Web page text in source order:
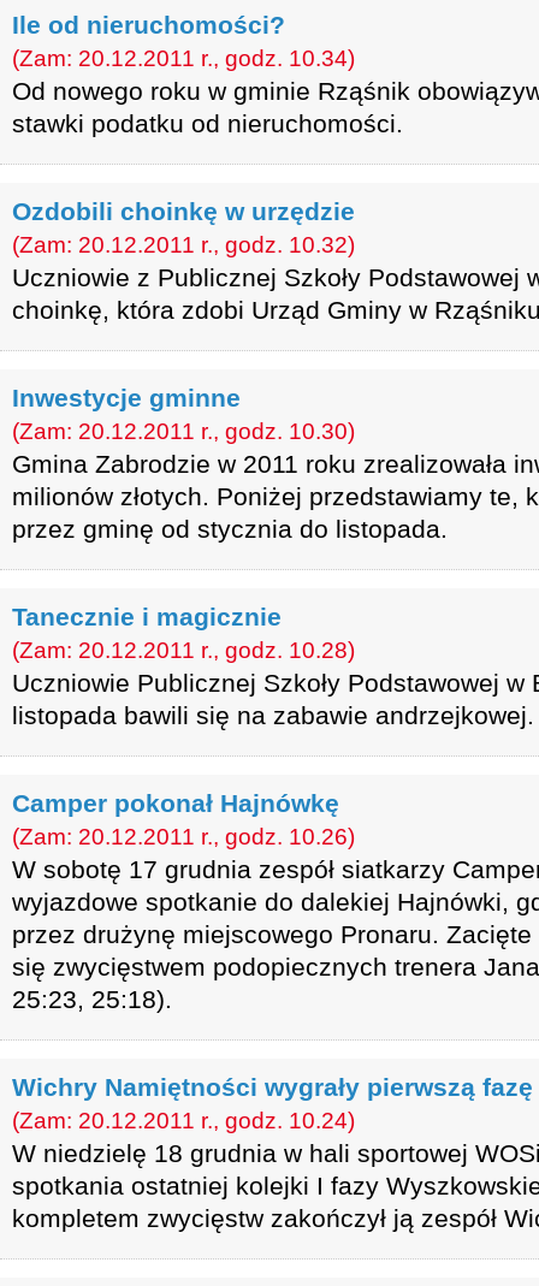
Ile od nieruchomości?
(Zam: 20.12.2011 r., godz. 10.34)
Od nowego roku w gminie Rząśnik
stawki podatku od nieruchomości.
Ozdobili choinkę w urzędzie
(Zam: 20.12.2011 r., godz. 10.32)
Uczniowie z Publicznej Szkoły Podstawowej
choinkę, która zdobi Urząd Gminy w
Inwestycje gminne
(Zam: 20.12.2011 r., godz. 10.30)
Gmina Zabrodzie w 2011 roku zrealizowała
milionów złotych. Poniżej przedstawiamy te,
przez gminę od stycznia do listopada.
Tanecznie i magicznie
(Zam: 20.12.2011 r., godz. 10.28)
Uczniowie Publicznej Szkoły Podstawowej w
listopada bawili się na zabawie andrzejkowej.
Camper pokonał Hajnówkę
(Zam: 20.12.2011 r., godz. 10.26)
W sobotę 17 grudnia zespół siatkarzy
wyjazdowe spotkanie do dalekiej Hajnówki,
przez drużynę miejscowego Pronaru. Zacięte
się zwycięstwem podopiecznych trenera
25:23, 25:18).
Wichry Namiętności wygrały pierwszą
(Zam: 20.12.2011 r., godz. 10.24)
W niedzielę 18 grudnia w hali sportowej
spotkania ostatniej kolejki I fazy
kompletem zwycięstw zakończył ją zespół